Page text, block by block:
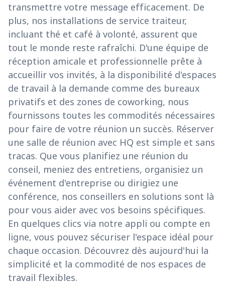
transmettre votre message efficacement. De
plus, nos installations de service traiteur,
incluant thé et café à volonté, assurent que
tout le monde reste rafraîchi. D'une équipe de
réception amicale et professionnelle prête à
accueillir vos invités, à la disponibilité d'espaces
de travail à la demande comme des bureaux
privatifs et des zones de coworking, nous
fournissons toutes les commodités nécessaires
pour faire de votre réunion un succès. Réserver
une salle de réunion avec HQ est simple et sans
tracas. Que vous planifiez une réunion du
conseil, meniez des entretiens, organisiez un
événement d'entreprise ou dirigiez une
conférence, nos conseillers en solutions sont là
pour vous aider avec vos besoins spécifiques.
En quelques clics via notre appli ou compte en
ligne, vous pouvez sécuriser l'espace idéal pour
chaque occasion. Découvrez dès aujourd'hui la
simplicité et la commodité de nos espaces de
travail flexibles.